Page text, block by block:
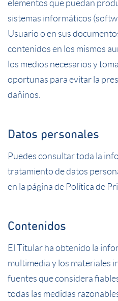
elementos que puedan
sistemas informáticos
Usuario o en sus
contenidos en los mismos
los medios necesarios y
oportunas para evitar la
dañinos.
Datos personales
Puedes consultar toda la
tratamiento de datos
en la página de Política de
Contenidos
El Titular ha obtenido la
multimedia y los materiales
fuentes que considera
todas las medidas